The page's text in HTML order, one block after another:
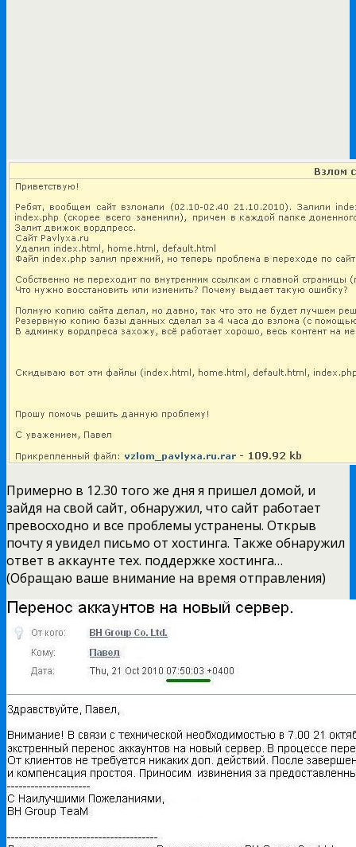
Примерно в 12.30 того же дня я пришел домой, и
зайдя на свой сайт, обнаружил, что сайт работает
превосходно и все проблемы устранены. Открыв
почту я увидел письмо от хостинга. Также обнаружил
ответ в аккаунте тех. поддержке хостинга…
(Обращаю ваше внимание на время отправления)